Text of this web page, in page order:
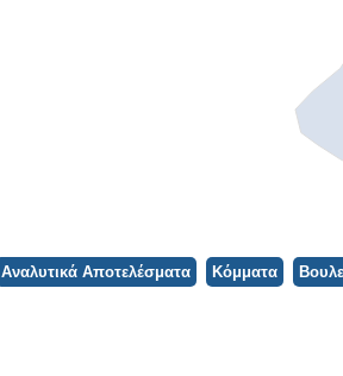
Αναλυτικά Αποτελέσματα Κόμματα